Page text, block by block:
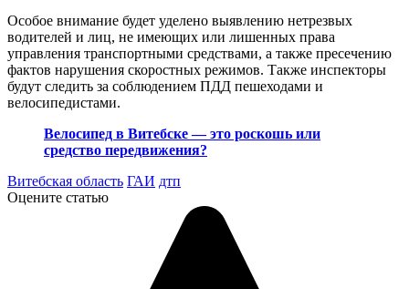
Особое внимание будет уделено выявлению нетрезвых
водителей и лиц, не имеющих или лишенных права
управления транспортными средствами, а также пресечению
фактов нарушения скоростных режимов. Также инспекторы
будут следить за соблюдением ПДД пешеходами и
велосипедистами.
Велосипед в Витебске — это роскошь или
средство передвижения?
Витебская область ГАИ дтп
Оцените статью